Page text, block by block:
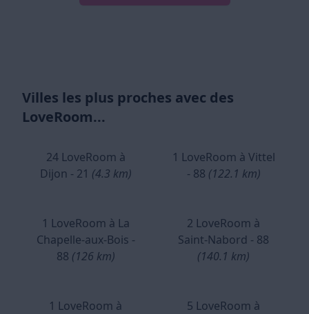
Villes les plus proches avec des
LoveRoom...
24 LoveRoom à
Dijon - 21 (4.3 km)
1 LoveRoom à Vittel
- 88 (122.1 km)
1 LoveRoom à La
Chapelle-aux-Bois -
88 (126 km)
2 LoveRoom à
Saint-Nabord - 88
(140.1 km)
1 LoveRoom à
5 LoveRoom à